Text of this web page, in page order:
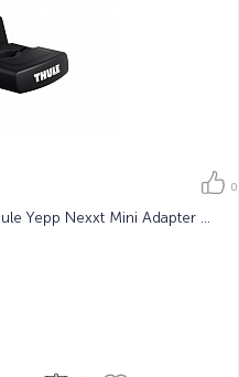
0
Адаптер для тонких рам Thule Yepp Nexxt Mini Adapter Slim fit